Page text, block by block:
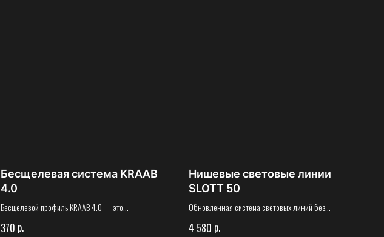
Бесщелевая система KRAAB
4.0
Бесщелевой профиль KRAAB 4.0 — это
уже известного и полюбившегося Kraab 3.0.
370 р.
Нишевые световые линии
SLOTT 50
Обновленная система световых линий без
Современное эстетическое решение для любых
4 580 р.